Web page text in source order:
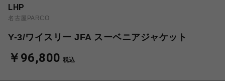
LHP
名古屋PARCO
Y-3/ワイスリー JFA スーベニアジャケット
￥96,800 税込